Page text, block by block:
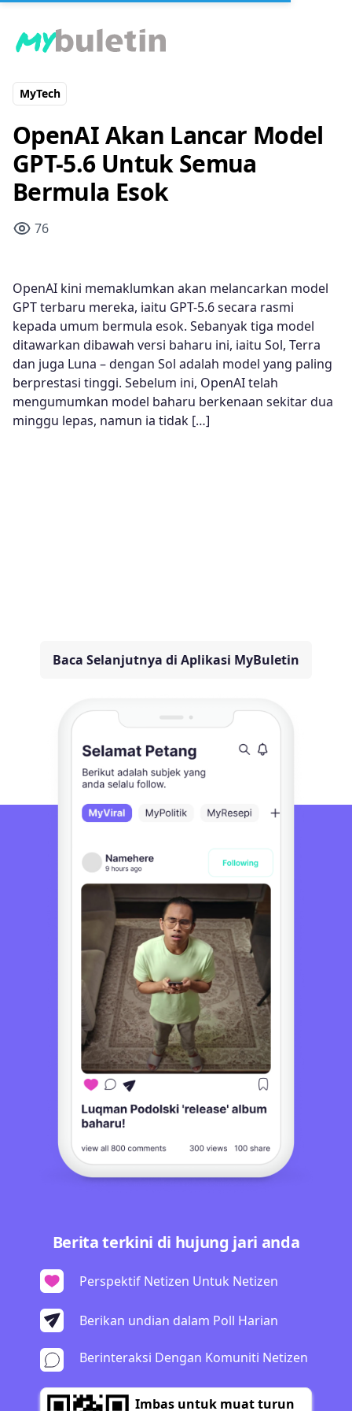
MyTech
OpenAI Akan Lancar Model
GPT-5.6 Untuk Semua
Bermula Esok
76
OpenAI kini memaklumkan akan melancarkan model
GPT terbaru mereka, iaitu GPT-5.6 secara rasmi
kepada umum bermula esok. Sebanyak tiga model
ditawarkan dibawah versi baharu ini, iaitu Sol, Terra
dan juga Luna – dengan Sol adalah model yang paling
berprestasi tinggi. Sebelum ini, OpenAI telah
mengumumkan model baharu berkenaan sekitar dua
minggu lepas, namun ia tidak […]
Baca Selanjutnya di Aplikasi MyBuletin
Berita terkini di hujung jari anda
Perspektif Netizen Untuk Netizen
Berikan undian dalam Poll Harian
Berinteraksi Dengan Komuniti Netizen
Imbas untuk muat turun